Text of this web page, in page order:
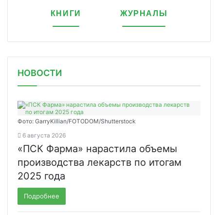
КНИГИ ЖУРНАЛЫ
НОВОСТИ
Фото: GarryKillian/FOTODOM/Shutterstock
6 августа 2026
«ПСК Фарма» нарастила объемы
производства лекарств по итогам
2025 года
Подробнее